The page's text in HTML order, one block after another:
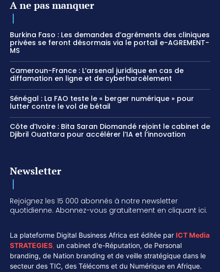
A ne pas manquer
Burkina Faso : Les demandes d’agréments des cliniques
privées se feront désormais via le portail e-AGREMENT-
MS
Cameroun-France : L’arsenal juridique en cas de
diffamation en ligne et de cyberharcèlement
Sénégal : La FAO teste le « berger numérique » pour
lutter contre le vol de bétail
Côte d’Ivoire : Bita Saran Diomandé rejoint le cabinet de
Djibril Ouattara pour accélérer l’IA et l’innovation
Newsletter
Rejoignez les 15 000 abonnés à notre newsletter
quotidienne. Abonnez-vous gratuitement en cliquant ici.
La plateforme Digital Business Africa est éditée par ICT Media
STRATEGIES, un cabinet d'e-Réputation, de Personal
branding, de Nation branding et de veille stratégique dans le
secteur des TIC, des Télécoms et du Numérique en Afrique.